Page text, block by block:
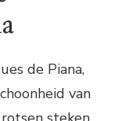
de Piana,
van